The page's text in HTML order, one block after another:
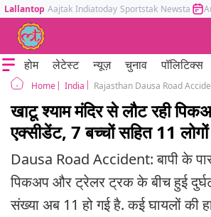
Lallantop Aajtak Indiatoday Sportstak Newstak
होम लेटेस्ट न्यूज़ चुनाव पॉलिटिक्स
Home India
खाटू श्याम मंदिर से लौट रही
एक्सीडेंट, 7 बच्चों सहित 11
Dausa Road Accident: बापी के
पिकअप और ट्रेलर ट्रक के बीच हुई
संख्या अब 11 हो गई है. कई घायलों की